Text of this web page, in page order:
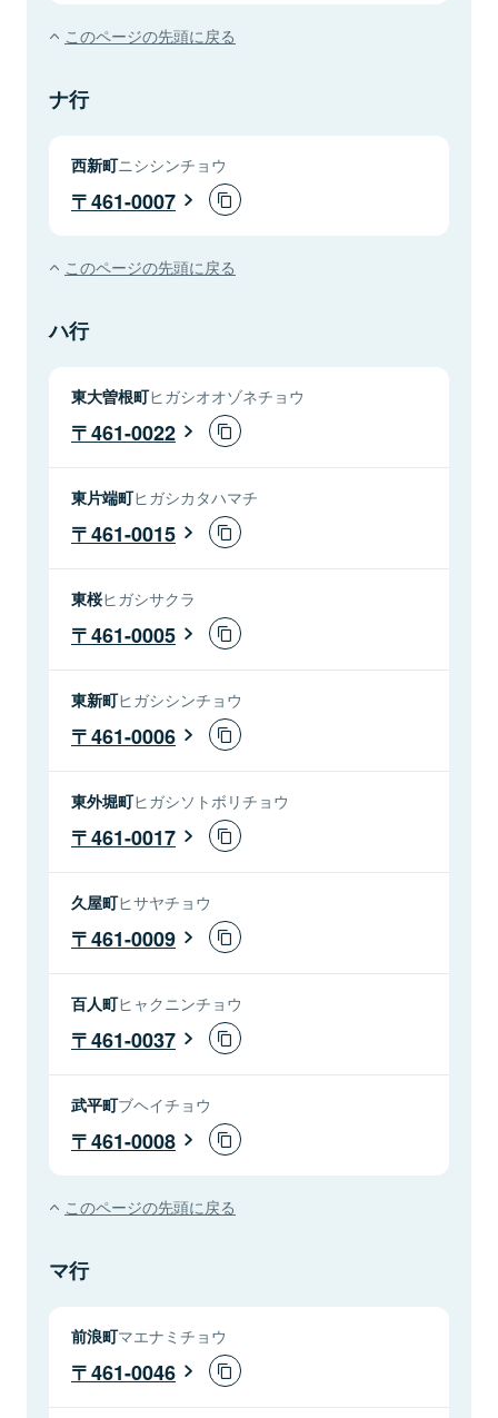
このページの先頭に戻る
ナ行
西新町ニシシンチョウ
461-0007
このページの先頭に戻る
ハ行
東大曽根町ヒガシオオゾネチョウ
461-0022
東片端町ヒガシカタハマチ
461-0015
東桜ヒガシサクラ
461-0005
東新町ヒガシシンチョウ
461-0006
東外堀町ヒガシソトボリチョウ
461-0017
久屋町ヒサヤチョウ
461-0009
百人町ヒャクニンチョウ
461-0037
武平町ブヘイチョウ
461-0008
このページの先頭に戻る
マ行
前浪町マエナミチョウ
461-0046